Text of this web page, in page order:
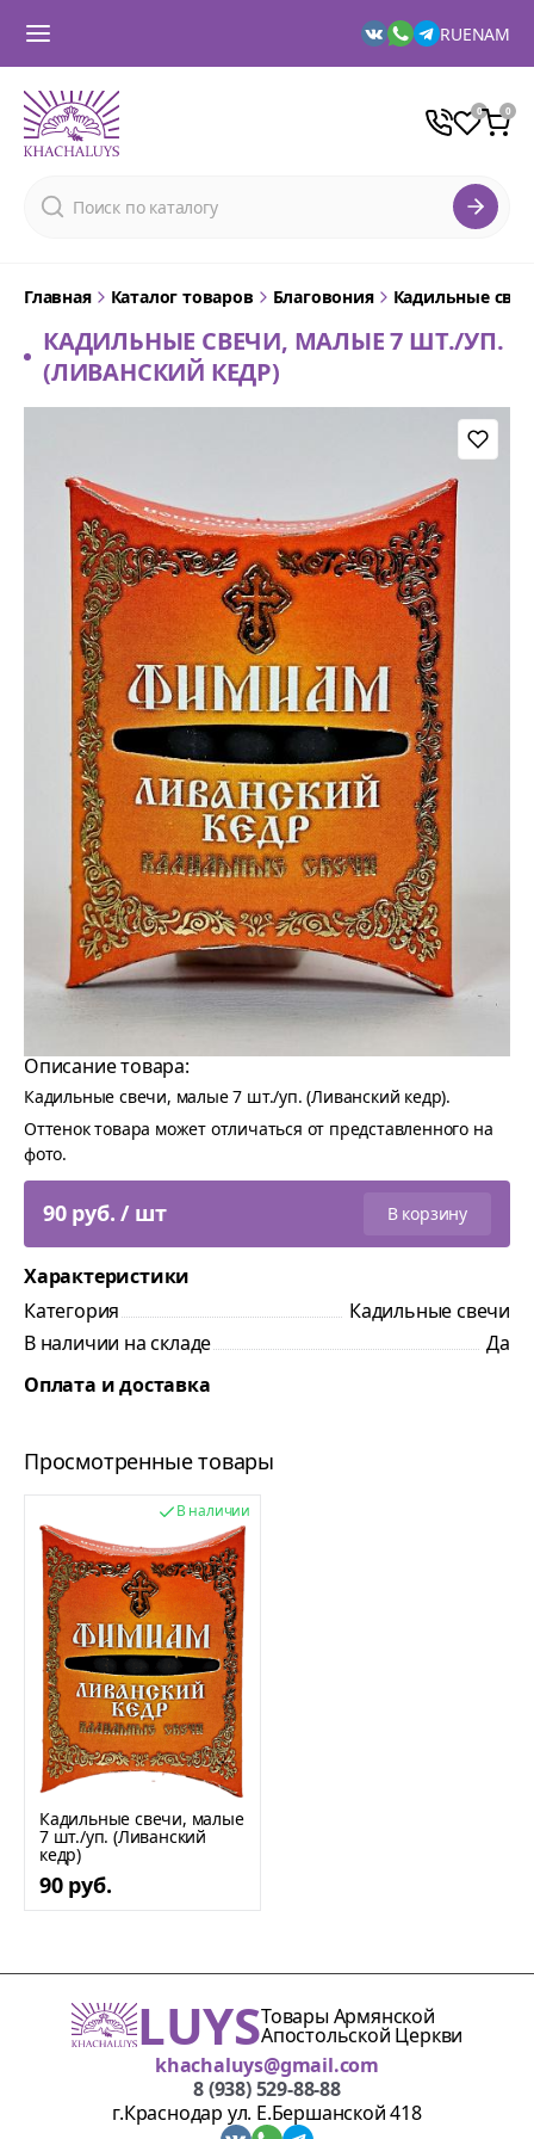
RUENAM
Главная Каталог товаров Благовония Кадильные
КАДИЛЬНЫЕ СВЕЧИ, МАЛЫЕ 7 ШТ./УП.
(ЛИВАНСКИЙ КЕДР)
Описание товара:
Кадильные свечи, малые 7 шт./уп. (Ливанский кедр).
Оттенок товара может отличаться от представленного на
фото.
90 руб. / шт В корзину
Характеристики
Категория
Кадильные свечи
В наличии на складе
Да
Оплата и доставка
Просмотренные товары
В наличии
Кадильные свечи, малые
7 шт./уп. (Ливанский
кедр)
90 руб.
LUYSТовары Армянской
Апостольской Церкви
khachaluys@gmail.com
8 (938) 529-88-88
г.Краснодар ул. Е.Бершанской 418